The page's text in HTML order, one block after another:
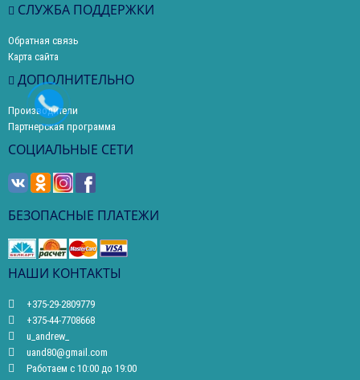
СЛУЖБА ПОДДЕРЖКИ
Обратная связь
Карта сайта
ДОПОЛНИТЕЛЬНО
Производители
Партнерская программа
СОЦИАЛЬНЫЕ СЕТИ
БЕЗОПАСНЫЕ ПЛАТЕЖИ
НАШИ КОНТАКТЫ
+375-29-2809779
+375-44-7708668
u_andrew_
uand80@gmail.com
Работаем с 10:00 до 19:00